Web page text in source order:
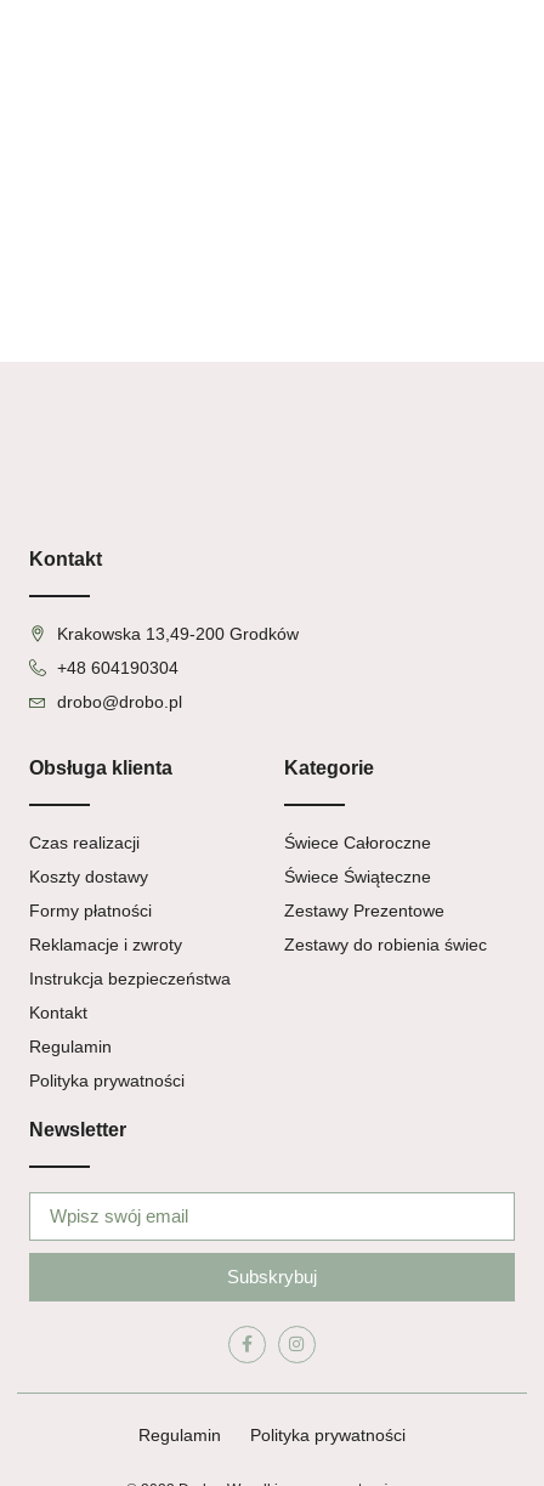
Kontakt
Krakowska 13,49-200 Grodków
+48 604190304
drobo@drobo.pl
Obsługa klienta
Czas realizacji
Koszty dostawy
Formy płatności
Reklamacje i zwroty
Instrukcja bezpieczeństwa
Kontakt
Regulamin
Polityka prywatności
Kategorie
Świece Całoroczne
Świece Świąteczne
Zestawy Prezentowe
Zestawy do robienia świec
Newsletter
Subskrybuj
Regulamin Polityka prywatności